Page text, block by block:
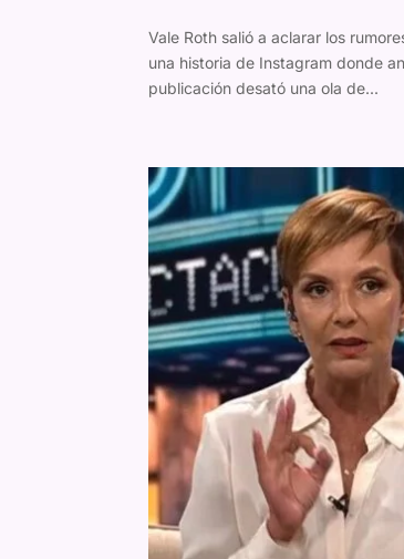
Vale Roth salió a aclarar los
una historia de Instagram donde
publicación desató una ola de...